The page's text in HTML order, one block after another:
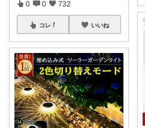
0 0 732
コレ いいね